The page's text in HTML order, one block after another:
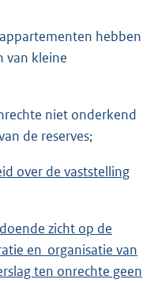
hebben
van kleine
niet onderkend
de reserves;
over de vaststelling
zicht op de
en organisatie van
ten onrechte geen